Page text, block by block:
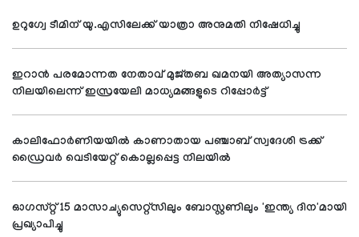
ഉറുഗ്വേ ടീമിന് യു.എസിലേക്ക് യാത്രാ അനുമതി നിഷേധിച്ചു
ഇറാന്‍ പരമോന്നത നേതാവ് മുജ്തബ ഖമനയി അത്യാസന്ന
നിലയിലെന്ന് ഇസ്രയേലി മാധ്യമങ്ങളുടെ റിപ്പോര്‍ട്ട്
കാലിഫോര്‍ണിയയില്‍ കാണാതായ പഞ്ചാബ് സ്വദേശി ട്രക്ക്
ഡ്രൈവര്‍ വെടിയേറ്റ് കൊല്ലപ്പെട്ട നിലയില്‍
ഓഗസ്റ്റ് 15 മാസാച്യുസെറ്റ്സിലും ബോസ്റ്റണിലും 'ഇന്ത്യ ദിന'മായി
പ്രഖ്യാപിച്ചു